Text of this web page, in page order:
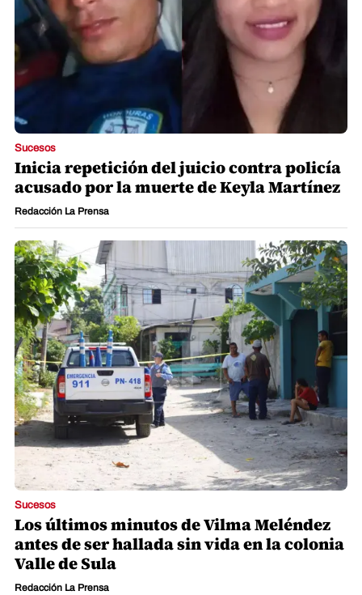
Sucesos
Inicia repetición del juicio contra policía
acusado por la muerte de Keyla Martínez
Redacción La Prensa
Sucesos
Los últimos minutos de Vilma Meléndez
antes de ser hallada sin vida en la colonia
Valle de Sula
Redacción La Prensa